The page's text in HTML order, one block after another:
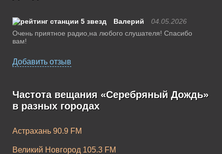
Валерий
04.05.2026
Очень приятное радио,на любого слушателя! Спасибо
вам!
Добавить отзыв
Частота вещания «Серебряный Дождь»
в разных городах
Астрахань 90.9 FM
Великий Новгород 105.3 FM